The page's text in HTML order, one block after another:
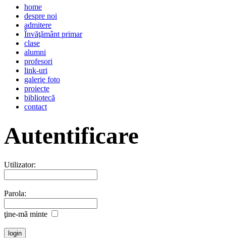
home
despre noi
admitere
Învăţământ primar
clase
alumni
profesori
link-uri
galerie foto
proiecte
bibliotecă
contact
Autentificare
Utilizator:
Parola:
ţine-mã minte